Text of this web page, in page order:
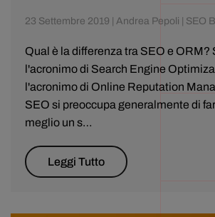
23 Settembre 2019 | Andrea Pepoli | SEO
Qual è la differenza tra SEO e ORM?
l'acronimo di Search Engine
l'acronimo di Online Reputation
SEO si preoccupa generalmente di
meglio un s…
Leggi Tutto